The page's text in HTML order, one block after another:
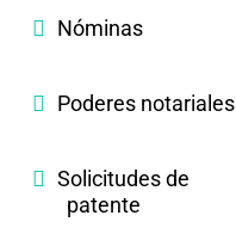
Nóminas
Poderes notariales
Solicitudes de
patente